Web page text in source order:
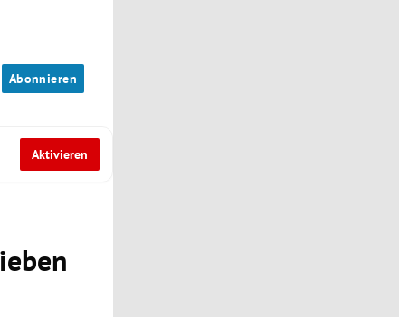
Abonnieren
Aktivieren